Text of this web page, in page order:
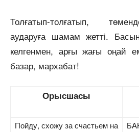
Толғатып-толғатып,
аударуға шамам жетті.
келгенмен, арғы жағы оңай
базар, мархабат!
Орысшасы
Пойду, схожу за счастьем на